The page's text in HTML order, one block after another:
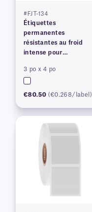
#FJT-134
Étiquettes
permanentes
résistantes au froid
intense pour
thermique
3 po x 4 po
€80.50 (€0.268/label)